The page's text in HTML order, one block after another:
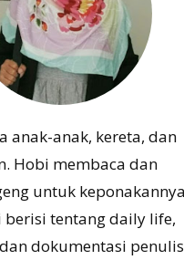
anak-anak, kereta, dan
Hobi membaca dan
untuk
berisi tentang daily life,
dokumentasi